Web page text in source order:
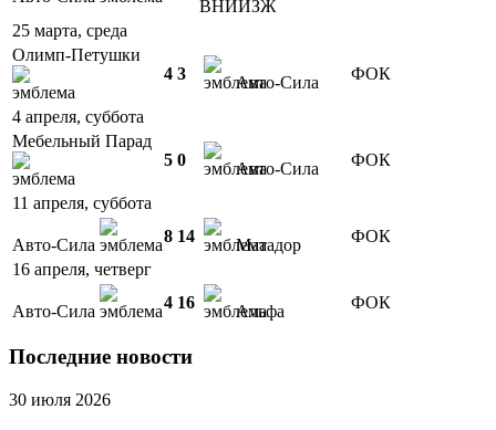
ВНИИЗЖ
25 марта, среда
Олимп-Петушки
4 3 Авто-Сила ФОК
4 апреля, суббота
Мебельный Парад
5 0 Авто-Сила ФОК
11 апреля, суббота
Авто-Сила 8 14 Матадор
ФОК
16 апреля, четверг
Авто-Сила 4 16 Альфа ФОК
Последние новости
30 июля 2026